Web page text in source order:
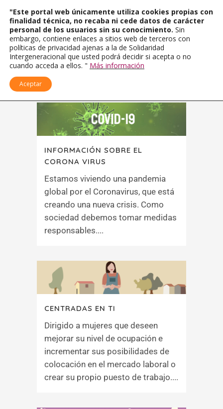
INFORMACIÓN SOBRE EL
CORONA VIRUS
Estamos viviendo una pandemia
global por el Coronavirus, que está
creando una nueva crisis. Como
sociedad debemos tomar medidas
responsables....
CENTRADAS EN TI
Dirigido a mujeres que deseen
mejorar su nivel de ocupación e
incrementar sus posibilidades de
colocación en el mercado laboral o
crear su propio puesto de trabajo....
"Este portal web únicamente utiliza cookies propias con
finalidad técnica, no recaba ni cede datos de carácter
personal de los usuarios sin su conocimiento. Sin
embargo, contiene enlaces a sitios web de terceros con
políticas de privacidad ajenas a la de Solidaridad
Intergeneracional que usted podrá decidir si acepta o no
cuando acceda a ellos. " Más información
Aceptar